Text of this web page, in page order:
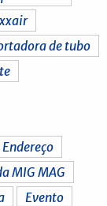
de tubo
Endereço
MIG MAG
Evento